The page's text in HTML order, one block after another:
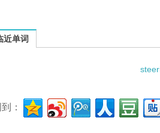
cam bearing的相关资料：
近单词
：